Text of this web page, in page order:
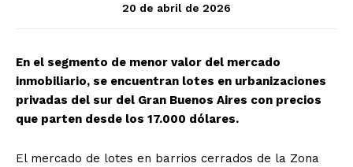
20 de abril de 2026
En el segmento de menor valor del mercado
inmobiliario, se encuentran lotes en urbanizaciones
privadas del sur del Gran Buenos Aires con precios
que parten desde los 17.000 dólares.
El mercado de lotes en barrios cerrados de la Zona